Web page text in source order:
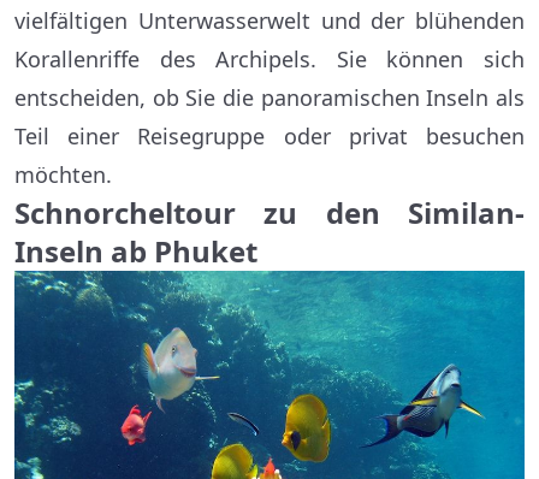
vielfältigen Unterwasserwelt und der blühenden
Korallenriffe des Archipels. Sie können sich
entscheiden, ob Sie die panoramischen Inseln als
Teil einer Reisegruppe oder privat besuchen
möchten.
Schnorcheltour zu den Similan-
Inseln ab Phuket